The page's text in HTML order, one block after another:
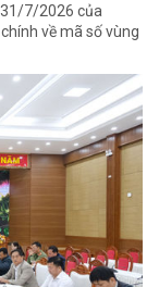
7/2026 của
về mã số vùng